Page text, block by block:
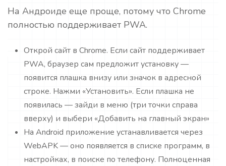
На Андроиде еще проще, потому что Chrome
полностью поддерживает PWA.
Открой сайт в Chrome. Если сайт поддерживает
PWA, браузер сам предложит установку —
появится плашка внизу или значок в адресной
строке. Нажми «Установить». Если плашка не
появилась — зайди в меню (три точки справа
вверху) и выбери «Добавить на главный экран»
На Android приложение устанавливается через
WebAPK — оно появляется в списке программ, в
настройках, в поиске по телефону. Полноценная